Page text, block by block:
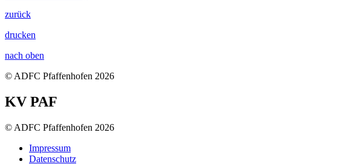
zurück
drucken
nach oben
© ADFC Pfaffenhofen 2026
KV PAF
© ADFC Pfaffenhofen 2026
Impressum
Datenschutz